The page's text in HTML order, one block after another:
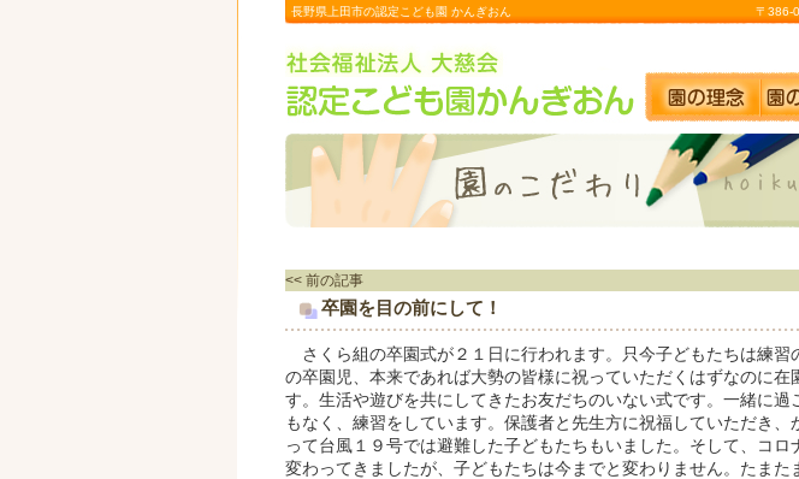
長野県上田市の認定こども園 かんぎおん 〒386-
<< 前の記事
卒園を目の前にして！
さくら組の卒園式が２１日に行われます。只今子どもたちは練習
の卒園児、本来であれば大勢の皆様に祝っていただくはずなのに
す。生活や遊びを共にしてきたお友だちのいない式です。一緒に過
もなく、練習をしています。保護者と先生方に祝福していただき
って台風１９号では避難した子どもたちもいました。そして、コ
変わってきましたが、子どもたちは今までと変わりません。たまた